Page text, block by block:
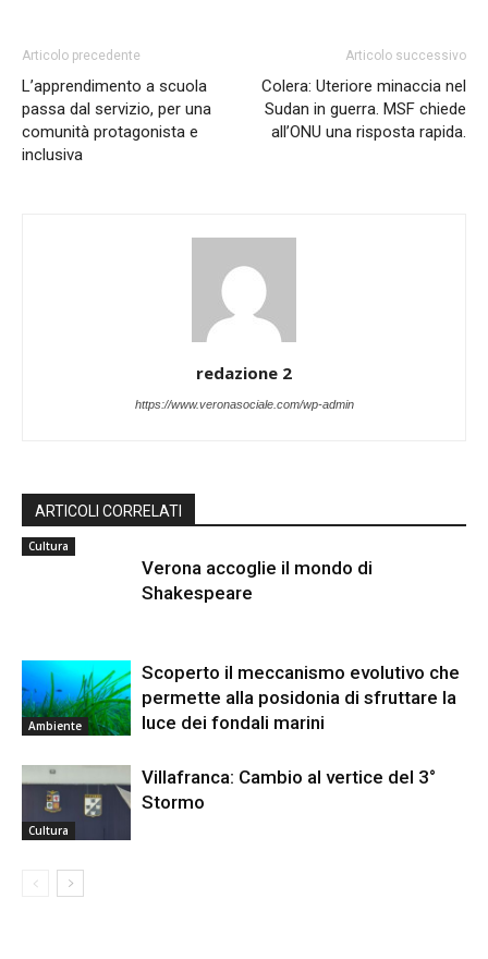
Articolo precedente
L’apprendimento a scuola
passa dal servizio, per una
comunità protagonista e
inclusiva
Articolo successivo
Colera: Uteriore minaccia nel
Sudan in guerra. MSF chiede
all’ONU una risposta rapida.
redazione 2
https://www.veronasociale.com/wp-admin
ARTICOLI CORRELATI
Cultura
Verona accoglie il mondo di
Shakespeare
Ambiente
Scoperto il meccanismo evolutivo che
permette alla posidonia di sfruttare la
luce dei fondali marini
Cultura
Villafranca: Cambio al vertice del 3°
Stormo